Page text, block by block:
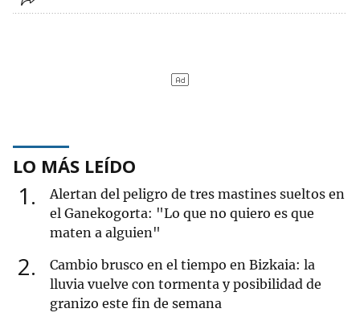
LO MÁS LEÍDO
1
Alertan del peligro de tres mastines sueltos en
el Ganekogorta: "Lo que no quiero es que
maten a alguien"
2
Cambio brusco en el tiempo en Bizkaia: la
lluvia vuelve con tormenta y posibilidad de
granizo este fin de semana